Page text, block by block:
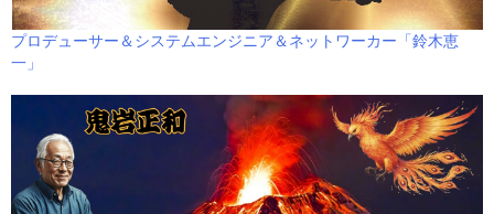
プロデューサー＆システムエンジニア＆ネットワーカー「鈴木恵
一」